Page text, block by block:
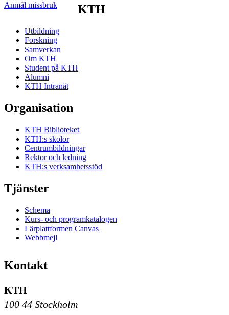
Anmäl missbruk
KTH
Utbildning
Forskning
Samverkan
Om KTH
Student på KTH
Alumni
KTH Intranät
Organisation
KTH Biblioteket
KTH:s skolor
Centrumbildningar
Rektor och ledning
KTH:s verksamhetsstöd
Tjänster
Schema
Kurs- och programkatalogen
Lärplattformen Canvas
Webbmejl
Kontakt
KTH
100 44 Stockholm